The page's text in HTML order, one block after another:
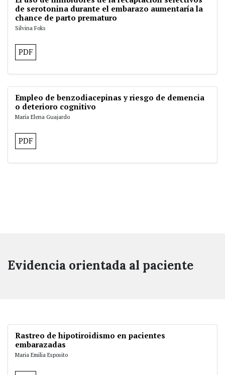
de serotonina durante el embarazo aumentaría la
chance de parto prematuro
Silvina Foks
PDF
Empleo de benzodiacepinas y riesgo de demencia
o deterioro cognitivo
María Elena Guajardo
PDF
Evidencia orientada al paciente
Rastreo de hipotiroidismo en pacientes
embarazadas
Maria Emilia Esposito